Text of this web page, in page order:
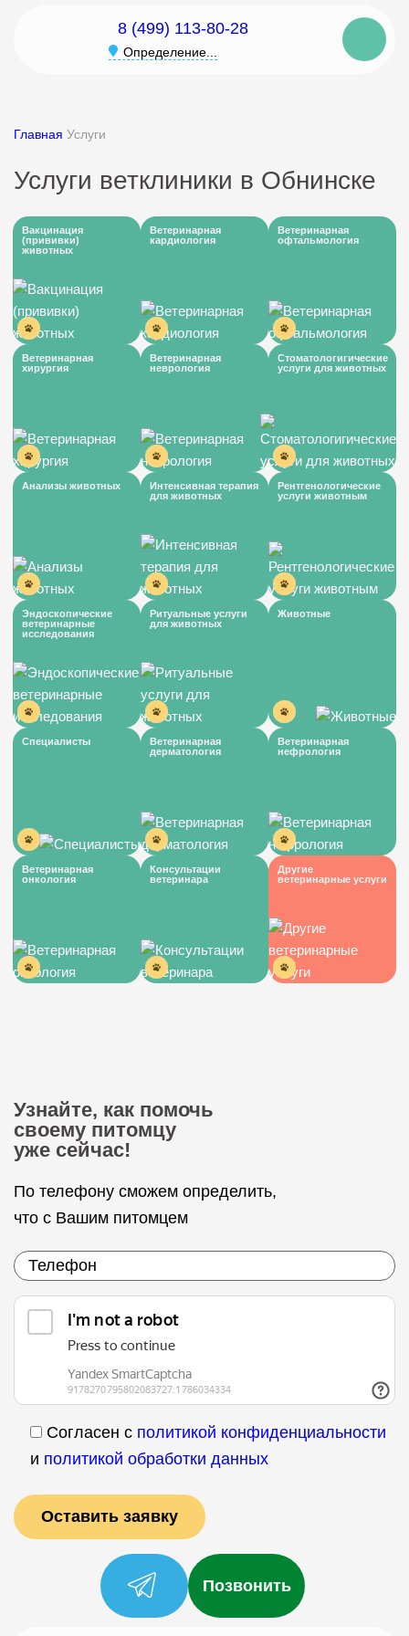
8 (499) 113-80-28
Определение...
Главная Услуги
Услуги ветклиники в Обнинске
Вакцинация
(прививки)
животных
Ветеринарная
кардиология
Ветеринарная
офтальмология
Ветеринарная
хирургия
Ветеринарная
неврология
Стоматологигические
услуги для животных
Анализы животных
Интенсивная терапия
для животных
Рентгенологические
услуги животным
Эндоскопические
ветеринарные
исследования
Ритуальные услуги
для животных
Животные
Специалисты
Ветеринарная
дерматология
Ветеринарная
нефрология
Ветеринарная
онкология
Консультации
ветеринара
Другие
ветеринарные услуги
Узнайте, как помочь
своему питомцу
уже сейчас!
По телефону сможем определить,
что с Вашим питомцем
Согласен с политикой конфиденциальности
и политикой обработки данных
Позвонить